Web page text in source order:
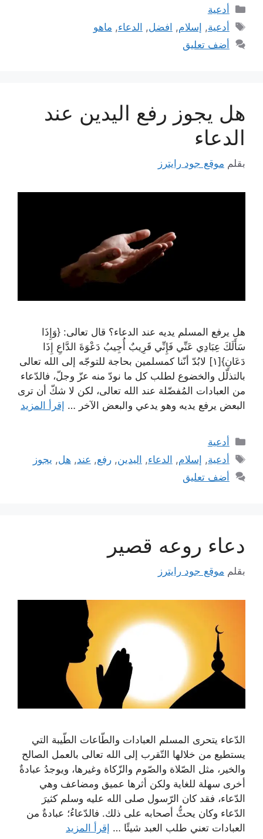
التصنيفات
أدعية
الوسوم
أدعية, إسلام, افضل, الدعاء, ماهو
أضف تعليق
هل يجوز رفع اليدين عند
الدعاء
بقلم موقع جود رايترز
هل يرفع المسلم يديه عند الدعاء؟ قال تعالى: {وَإِذَا
سَأَلَكَ عِبَادِي عَنِّي فَإِنِّي قَرِيبٌ أُجِيبُ دَعْوَةَ الدَّاعِ إِذَا
دَعَانِ}[١] لابُدّ أنّنا كمسلمين بحاجة للتوجّه إلى الله تعالى
بالتذلّل والخضوع لطلب كل ما نودّ منه عزّ وجلّ، فالدّعاء
من العبادات المُفضّلة عند الله تعالى، لكن لا شكّ أن ترى
البعض يرفع يديه وهو يدعي والبعض الآخر … إقرأ المزيد
التصنيفات
أدعية
الوسوم
أدعية, إسلام, الدعاء, اليدين,رفع, عند, هل, يجوز
أضف تعليق
دعاء روعه قصير
بقلم موقع جود رايترز
الدّعاء يتحرى المسلم العبادات والطّاعات الطّيبة التي
يستطيع من خلالها التّقرب إلى الله تعالى بالعمل الصالح
والخير، مثل الصّلاة والصّوم والزّكاة وغيرها، ويوجدُ عبادةٌ
أخرى سهلة للغاية ولكن أثرها عميق ومضاعف وهي
الدّعاء، فقد كان الرّسول صلى الله عليه وسلم كثيرَ
الدّعاء وكان يحثُّ أصحابه على ذلك. فالدّعاءُ؛ عبادةٌ من
العبادات تعني طلب العبد شيئًا … إقرأ المزيد